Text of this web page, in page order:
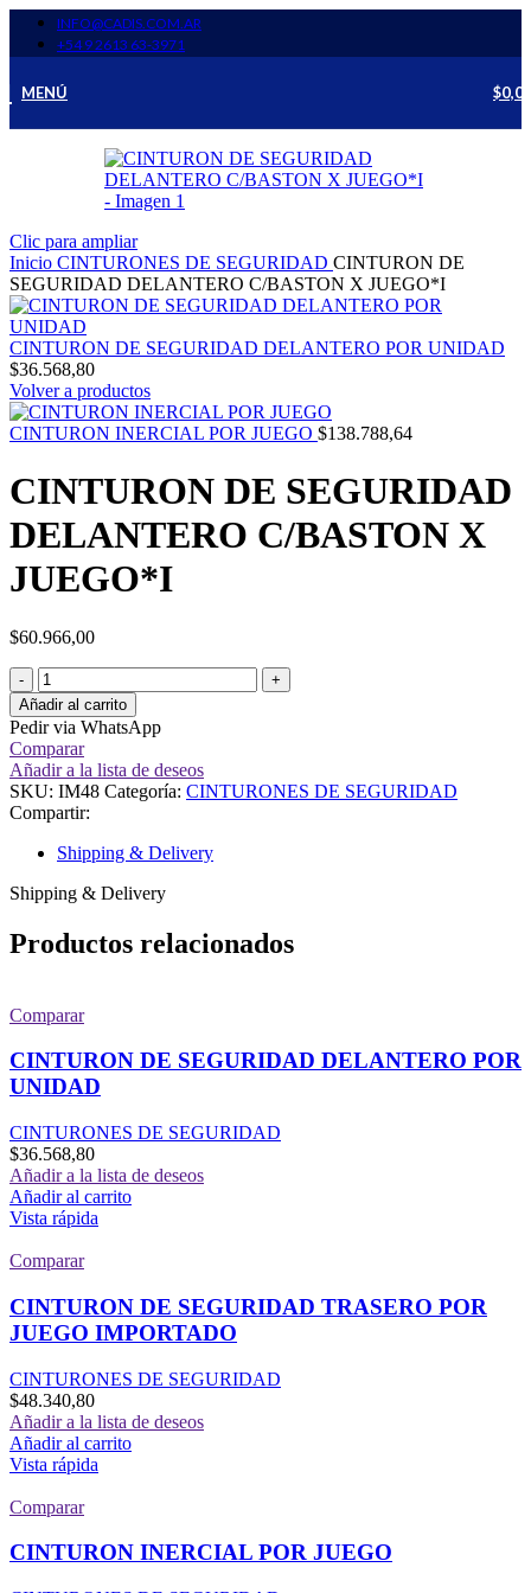
INFO@CADIS.COM.AR
‪+54 9 2613 63‑3971‬
MENÚ $
Clic para ampliar
Inicio CINTURONES DE SEGURIDAD CINTURON DE
SEGURIDAD DELANTERO C/BASTON X JUEGO*I
CINTURON DE SEGURIDAD DELANTERO POR UNIDAD
$36.568,80
Volver a productos
CINTURON INERCIAL POR JUEGO $138.788,64
CINTURON DE SEGURIDAD
DELANTERO C/BASTON X
JUEGO*I
$60.966,00
Añadir al carrito
Pedir via WhatsApp
Comparar
Añadir a la lista de deseos
SKU: IM48 Categoría: CINTURONES DE SEGURIDAD
Compartir:
Shipping & Delivery
Shipping & Delivery
Productos relacionados
Comparar
CINTURON DE SEGURIDAD DELANTERO POR
UNIDAD
CINTURONES DE SEGURIDAD
$36.568,80
Añadir a la lista de deseos
Añadir al carrito
Vista rápida
Comparar
CINTURON DE SEGURIDAD TRASERO POR
JUEGO IMPORTADO
CINTURONES DE SEGURIDAD
$48.340,80
Añadir a la lista de deseos
Añadir al carrito
Vista rápida
Comparar
CINTURON INERCIAL POR JUEGO